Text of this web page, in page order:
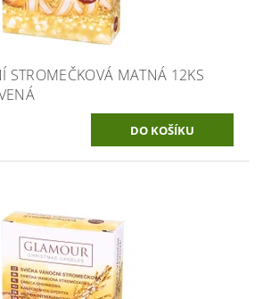
STROMEČKOVÁ MATNÁ 12KS